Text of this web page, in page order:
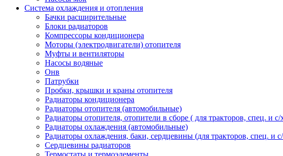
Система охлаждения и отопления
Бачки расширительные
Блоки радиаторов
Компрессоры кондиционера
Моторы (электродвигатели) отопителя
Муфты и вентиляторы
Насосы водяные
Онв
Патрубки
Пробки, крышки и краны отопителя
Радиаторы кондиционера
Радиаторы отопителя (автомобильные)
Радиаторы отопителя, отопители в сборе ( для тракторов, спец. и
Радиаторы охлаждения (автомобильные)
Радиаторы охлаждения, баки, сердцевины (для тракторов, спец. и
Сердцевины радиаторов
Термостаты и термоэлементы